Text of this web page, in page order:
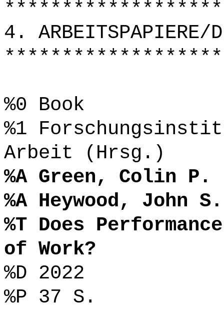
4. ARBEITSPAPIERE/
%0 Book
%1
Arbeit (Hrsg.)
%A Green, Colin P.
%A Heywood, John S.
%T Does
of Work?
%D 2022
%P 37 S.